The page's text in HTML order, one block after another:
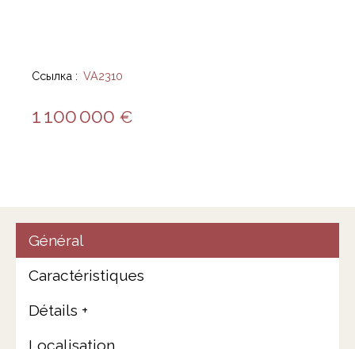
Ссылка : VA2310
1 100 000 €
Général
Caractéristiques
Détails +
Localisation